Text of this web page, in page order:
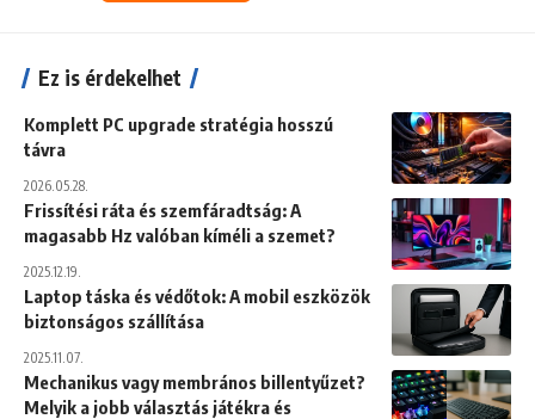
Ez is érdekelhet
Komplett PC upgrade stratégia hosszú
távra
2026.05.28.
Frissítési ráta és szemfáradtság: A
magasabb Hz valóban kíméli a szemet?
2025.12.19.
Laptop táska és védőtok: A mobil eszközök
biztonságos szállítása
2025.11.07.
Mechanikus vagy membrános billentyűzet?
Melyik a jobb választás játékra és